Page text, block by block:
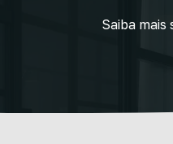
Saiba mais